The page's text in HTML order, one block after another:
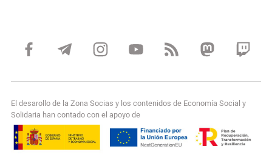
El desarollo de la Zona Socias y los contenidos de Economía Social y
Solidaria han contado con el apoyo de